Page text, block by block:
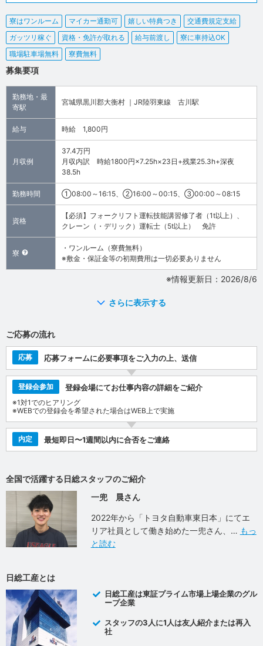
寮はワンルーム マイカー通勤可 嬉しい特典つき
交通費規定支給
ガッツリ稼ぐ
資格・免許が取れる 給与前渡し
寮に車持込OK
職場駐車場無料
寮費無料
募集要項
勤務地・最
寄駅
宮城県黒川郡大衡村 ｜JR陸羽東線 古川駅
給与 時給 1,800円
月収例
37.4万円
月収内訳 時給1800円×7.25h×23日+残業25.3h+深夜
38.5h
勤務時間 ①08:00～16:15、②16:00～00:15、③00:00～08:15
資格
【必須】フォークリフト運転技能講習修了者（1t以上）、
クレーン（・デリック）運転士（5t以上） 免許
寮
・ワンルーム（寮費無料）
※敷金・保証金等の初期費用は一切必要ありません
※情報更新日：2026/8/6
さらに表示する
ご応募の流れ
応募 応募フォームに必要事項をご入力の上、送信
登録会参加 登録会場にてお仕事内容の詳細をご紹介
※1対1でのヒアリング
※WEBでの登録会を希望された場合はWEB上で実施
内定 最短即日〜1週間以内に合否をご連絡
全国で活躍する日総スタッフのご紹介
一兜 晨さん
2022年から「トヨタ自動車東日本」にてエ
リア社員として働き始めた一兜さん、
もっ
と読む
日総工産とは
日総工産は東証プライム市場上場企業のグル
ープ企業
スタッフの3人に1人は友人紹介または再入
社